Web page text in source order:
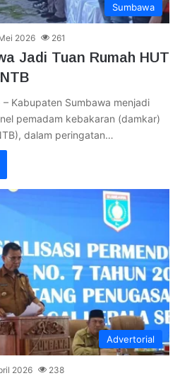
Sumbawa
2026 261
Jadi Tuan Rumah HUT
Kabupaten Sumbawa menjadi
pemadam kebakaran (damkar)
dalam peringatan…
Advertorial
2026 238